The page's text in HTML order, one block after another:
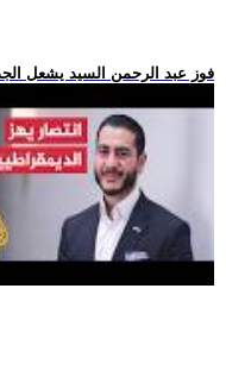
.. فوز عبد الرحمن السيد يشعل